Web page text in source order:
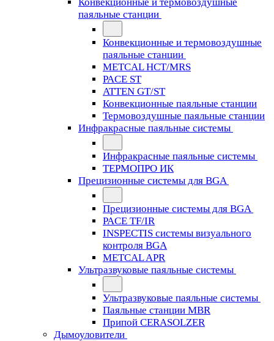
паяльные станции
Конвекционные и термовоздушные
паяльные станции
METCAL HCT/MRS
PACE ST
ATTEN GT/ST
Конвекционные паяльные станции
Термовоздушные паяльные станции
Инфракрасные паяльные системы
Инфракрасные паяльные системы
ТЕРМОПРО ИК
Прецизионные системы для BGA
Прецизионные системы для BGA
PACE TF/IR
INSPECTIS системы визуального
контроля BGA
METCAL APR
Ультразвуковые паяльные системы
Ультразвуковые паяльные системы
Паяльные станции MBR
Припой CERASOLZER
Дымоуловители